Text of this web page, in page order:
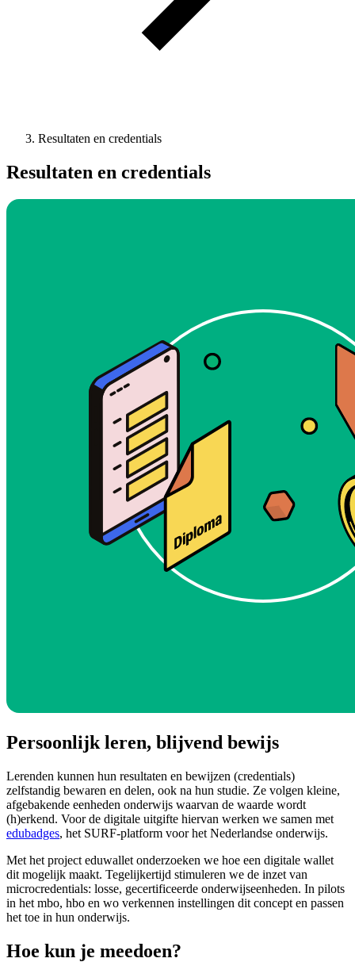
Resultaten en credentials
Resultaten en credentials
Persoonlijk leren, blijvend bewijs
Lerenden kunnen hun resultaten en bewijzen (credentials)
zelfstandig bewaren en delen, ook na hun studie. Ze volgen kleine,
afgebakende eenheden onderwijs waarvan de waarde wordt
(h)erkend. Voor de digitale uitgifte hiervan werken we samen met
edubadges, het SURF-platform voor het Nederlandse onderwijs.
Met het project eduwallet onderzoeken we hoe een digitale wallet
dit mogelijk maakt. Tegelijkertijd stimuleren we de inzet van
microcredentials: losse, gecertificeerde onderwijseenheden. In pilots
in het mbo, hbo en wo verkennen instellingen dit concept en passen
het toe in hun onderwijs.
Hoe kun je meedoen?